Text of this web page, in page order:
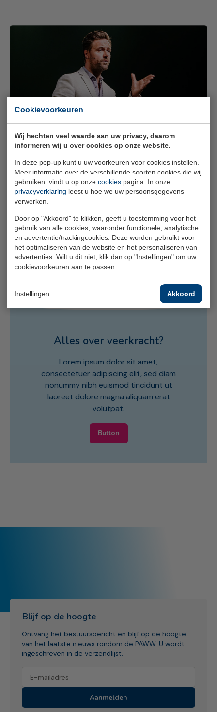
Cookievoorkeuren
Wij hechten veel waarde aan uw privacy, daarom
informeren wij u over cookies op onze website.
In deze pop-up kunt u uw voorkeuren voor cookies instellen.
Meer informatie over de verschillende soorten cookies die wij
gebruiken, vindt u op onze cookies pagina. In onze
privacyverklaring leest u hoe we uw persoonsgegevens
verwerken.
Door op "Akkoord" te klikken, geeft u toestemming voor het
gebruik van alle cookies, waaronder functionele, analytische
en advertentie/trackingcookies. Deze worden gebruikt voor
het optimaliseren van de website en het personaliseren van
advertenties. Wilt u dit niet, klik dan op "Instellingen" om uw
cookievoorkeuren aan te passen.
Instellingen Akkoord
Lammert Kamphuis is een bekende filosoof,
bestsellerauteur en één van de meest inspirerende
sprekers van het moment. Het is zijn missie om zoveel
helpen in het dagelijkse leven. Lammert is een
veelgevraagd spreker in het bedrijfsleven, sprak negen
jaar op rij voor volle zalen op Lowlands, is hoofddocent
bij The School of Life Amsterdam en was huisfilosoof bij
5 Uur Live op RTL4.
Alles over veerkracht?
Lorem ipsum dolor sit amet,
consectetuer adipiscing elit, sed diam
nonummy nibh euismod tincidunt ut
laoreet dolore magna aliquam erat
volutpat.
Button
Blijf op de hoogte
Ontvang het bestuursbericht en blijf op de hoogte
van het laatste nieuws rondom de PAWW. U wordt
ingeschreven in de verzendlijst.
Aanmelden